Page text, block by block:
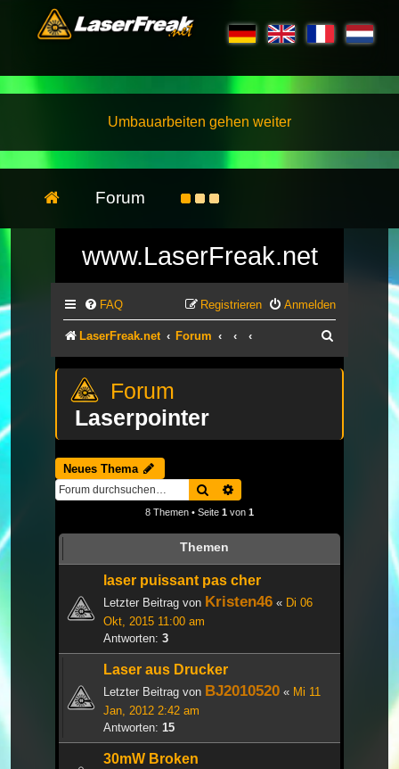
Umbauarbeiten gehen weiter
Forum
www.LaserFreak.net
FAQ Anmelden
Registrieren
LaserFreak.net Forum
Laserpointer
Neues Thema
Suche
8 Themen • Seite 1 von 1
Themen
laser puissant pas cher
Letzter Beitrag von Kristen46 « Di 06
Okt, 2015 11:00 am
Antworten: 3
Laser aus Drucker
Letzter Beitrag von BJ2010520 « Mi 11
Jan, 2012 2:42 am
Antworten: 15
30mW Broken